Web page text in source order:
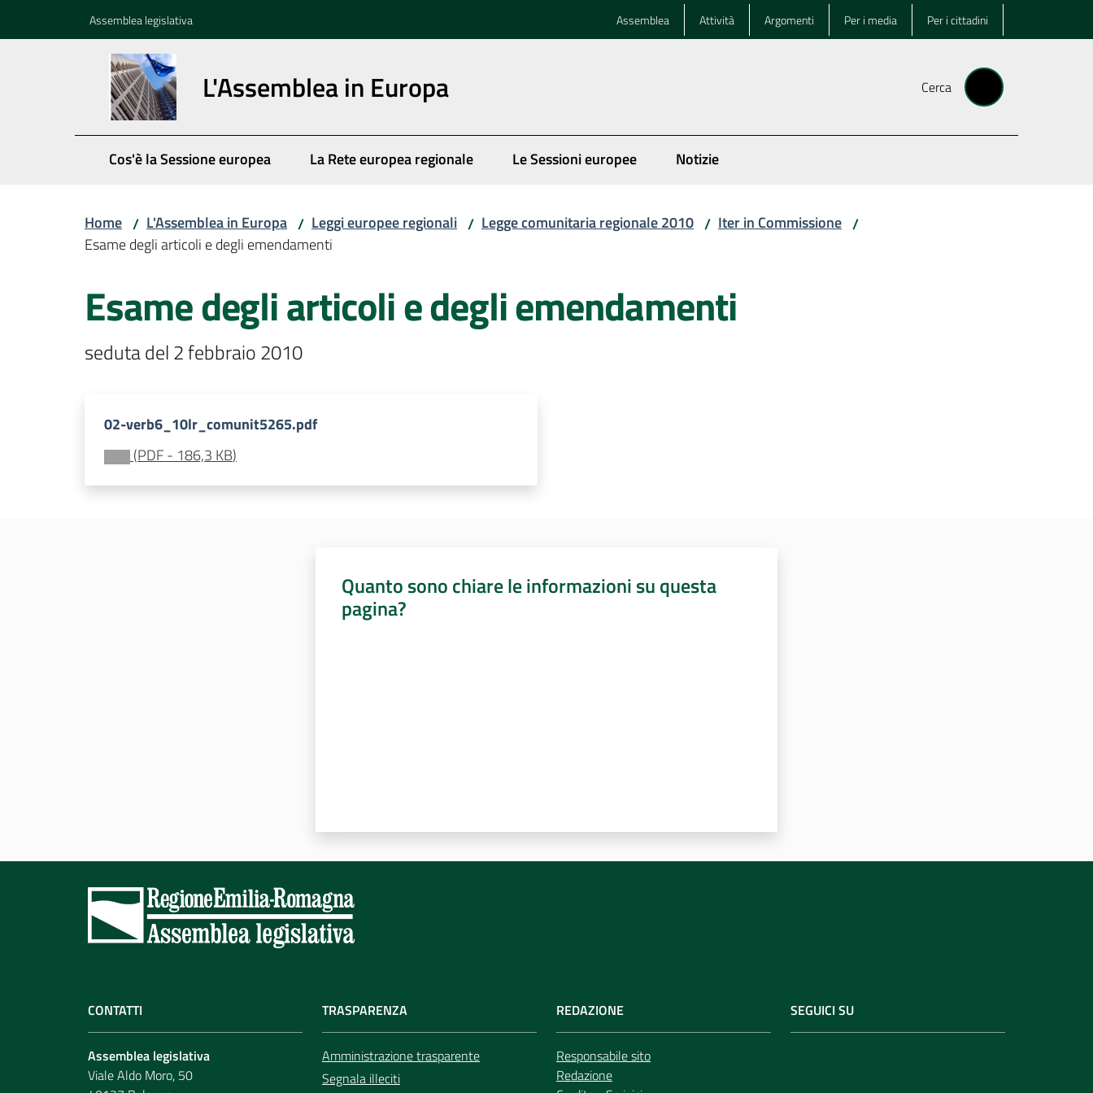
Assemblea legislativa Assemblea Attività Argomenti Per i media Per i cittadini
L'Assemblea in Europa Cerca
Cos'è la Sessione europea La Rete europea regionale Le Sessioni europee Notizie
Home / L'Assemblea in Europa / Leggi europee regionali / Legge comunitaria regionale 2010 / Iter in Commissione /
Esame degli articoli e degli emendamenti
Esame degli articoli e degli emendamenti
seduta del 2 febbraio 2010
02-verb6_10lr_comunit5265.pdf
(PDF- 186,3 KB)
Quanto sono chiare le informazioni su questa
pagina?
CONTATTI
Assemblea legislativa
Viale Aldo Moro, 50
TRASPARENZA
Amministrazione trasparente
Segnala illeciti
REDAZIONE
Responsabile sito
Redazione
SEGUICI SU